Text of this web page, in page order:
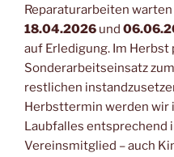
Reparaturarbeiten warten
18.04.2026 und
auf Erledigung. Im Herbst
Sonderarbeitseinsatz
restlichen
Herbsttermin werden wir
Laubfalles entsprechend
Vereinsmitglied – auch